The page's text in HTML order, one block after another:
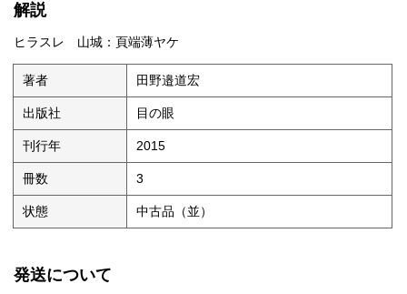
解説
ヒラスレ 山城：頁端薄ヤケ
著者 田野邉道宏
出版社 目の眼
刊行年 2015
冊数 3
状態 中古品（並）
発送について